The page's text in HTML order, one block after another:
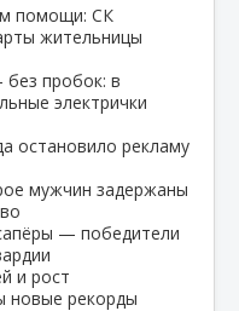
помощи: СК
жительницы
пробок: в
электрички
остановило рекламу
мужчин задержаны
— победители
и рост
новые рекорды